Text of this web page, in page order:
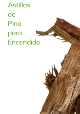
Astillas
de
Pino
para
Encendido